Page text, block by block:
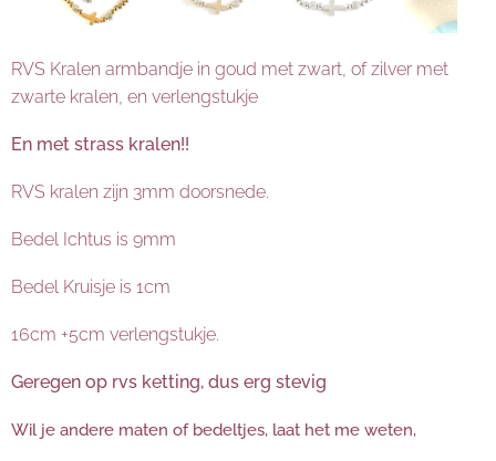
RVS Kralen armbandje in goud met zwart, of zilver met
zwarte kralen, en verlengstukje
En met strass kralen!!
RVS kralen zijn 3mm doorsnede.
Bedel Ichtus is 9mm
Bedel Kruisje is 1cm
16cm +5cm verlengstukje.
Geregen op rvs ketting, dus erg stevig
Wil je andere maten of bedeltjes, laat het me weten,